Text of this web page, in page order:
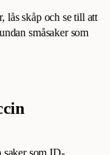
lås skåp och se till att
småsaker som
saker som ID-